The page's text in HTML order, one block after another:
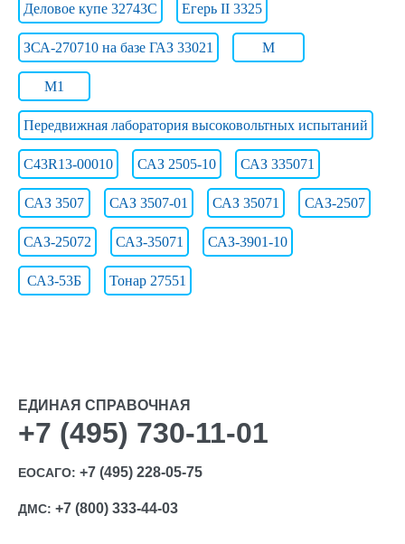
Деловое купе 32743С Егерь II 3325
ЗСА-270710 на базе ГАЗ 33021 М
М1
Передвижная лаборатория высоковольтных испытаний
С43R13-00010 САЗ 2505-10 САЗ 335071
САЗ 3507 САЗ 3507-01 САЗ 35071 САЗ-2507
САЗ-25072 САЗ-35071 САЗ-3901-10
САЗ-53Б Тонар 27551
ЕДИНАЯ СПРАВОЧНАЯ
+7 (495) 730-11-01
ЕОСАГО: +7 (495) 228-05-75
ДМС: +7 (800) 333-44-03